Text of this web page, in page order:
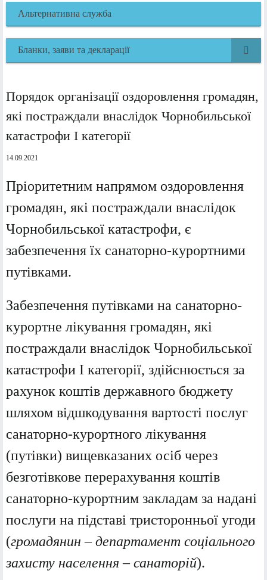
Альтернативна служба
Бланки, заяви та декларації
Порядок організації оздоровлення громадян,
які постраждали внаслідок Чорнобильської
катастрофи I категорії
14.09.2021
Пріоритетним напрямом оздоровлення
громадян, які постраждали внаслідок
Чорнобильської катастрофи, є
забезпечення їх санаторно-курортними
путівками.
Забезпечення путівками на санаторно-
курортне лікування громадян, які
постраждали внаслідок Чорнобильської
катастрофи I категорії, здійснюється за
рахунок коштів державного бюджету
шляхом відшкодування вартості послуг
санаторно-курортного лікування
(путівки) вищевказаних осіб через
безготівкове перерахування коштів
санаторно-курортним закладам за надані
послуги на підставі тристоронньої угоди
(громадянин – департамент соціального
захисту населення – санаторій).